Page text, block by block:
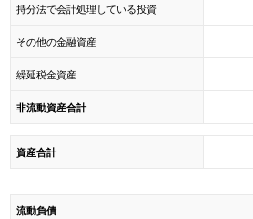
持分法で会計処理している投資
その他の金融資産
繰延税金資産
非流動資産合計
資産合計
流動負債